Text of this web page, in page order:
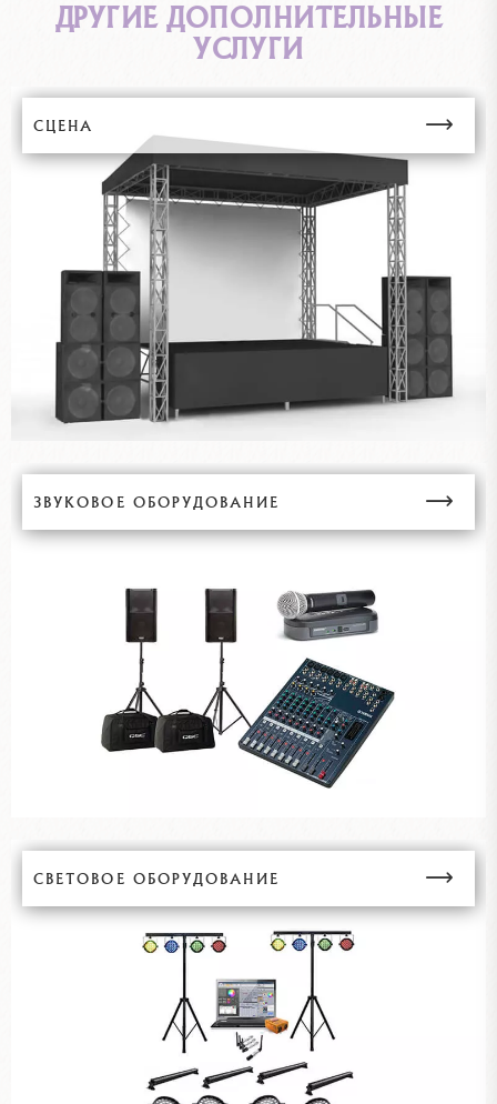
ДРУГИЕ ДОПОЛНИТЕЛЬНЫЕ
УСЛУГИ
СЦЕНА
ЗВУКОВОЕ ОБОРУДОВАНИЕ
СВЕТОВОЕ ОБОРУДОВАНИЕ